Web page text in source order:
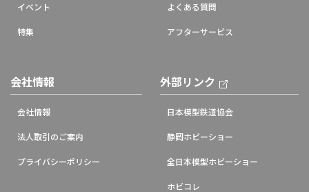
イベント
特集
よくある質問
アフターサービス
会社情報
会社情報
法人取引のご案内
プライバシーポリシー
外部リンク
日本模型鉄道協会
静岡ホビーショー
全日本模型ホビーショー
ホビコレ